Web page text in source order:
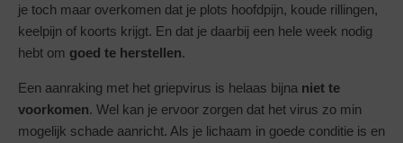
je toch maar overkomen dat je plots hoofdpijn, koude rillingen,
keelpijn of koorts krijgt. En dat je daarbij een hele week nodig
hebt om goed te herstellen.
Een aanraking met het griepvirus is helaas bijna niet te
voorkomen. Wel kan je ervoor zorgen dat het virus zo min
mogelijk schade aanricht. Als je lichaam in goede conditie is en